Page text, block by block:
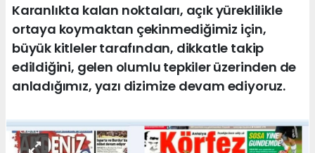
Karanlıkta kalan noktaları, açık yüreklilikle
ortaya koymaktan çekinmediğimiz için,
büyük kitleler tarafından, dikkatle takip
edildiğini, gelen olumlu tepkiler üzerinden de
anladığımız, yazı dizimize devam ediyoruz.